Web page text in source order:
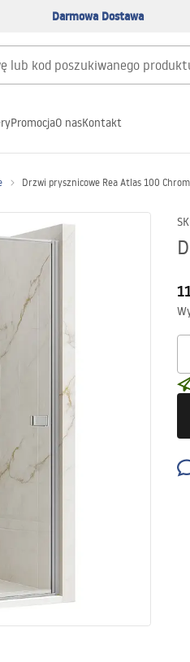
Darmowa Dostawa
PromocjaO nasKontakt
Drzwi prysznicowe Rea Atlas 100